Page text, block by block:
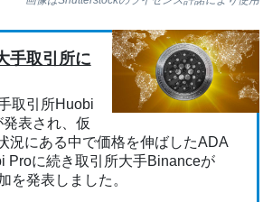
手取引所に
取引所Huobi
表され、仮
況にある中で価格を伸ばしたADA
Proに続き取引所大手Binanceが
を発表しました。